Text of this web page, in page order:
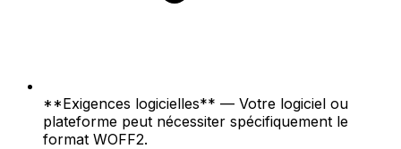
**Exigences logicielles** — Votre logiciel ou
plateforme peut nécessiter spécifiquement le
format WOFF2.